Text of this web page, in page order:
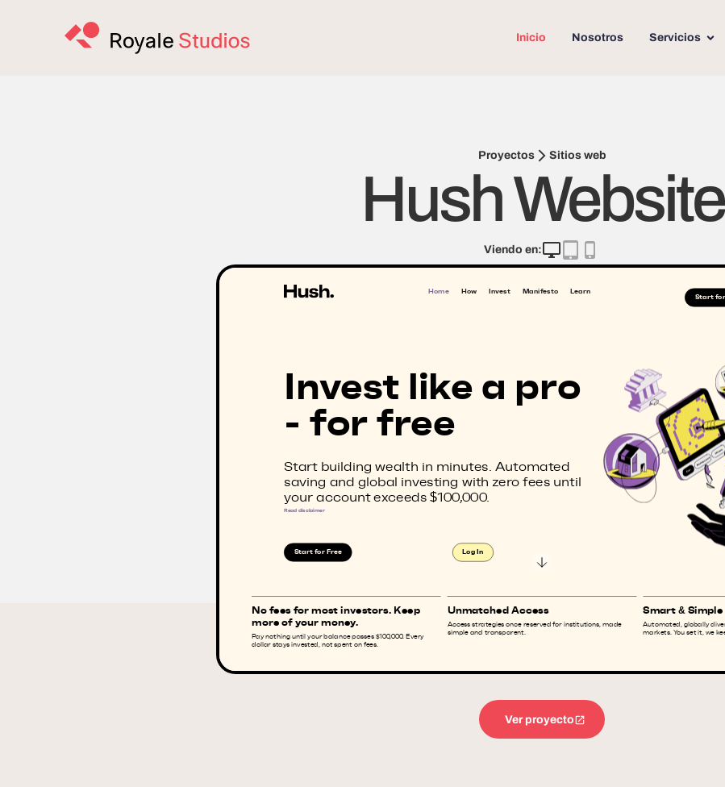
Inicio Nosotros Servicios
Proyectos Sitios web
Hush Website
Viendo en:
Ver proyecto